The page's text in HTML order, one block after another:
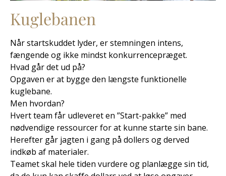
Kuglebanen
Når startskuddet lyder, er stemningen intens,
fængende og ikke mindst konkurrencepræget.
Hvad går det ud på?
Opgaven er at bygge den længste funktionelle
kuglebane.
Men hvordan?
Hvert team får udleveret en ”Start-pakke” med
nødvendige ressourcer for at kunne starte sin bane.
Herefter går jagten i gang på dollers og derved
indkøb af materialer.
Teamet skal hele tiden vurdere og planlægge sin tid,